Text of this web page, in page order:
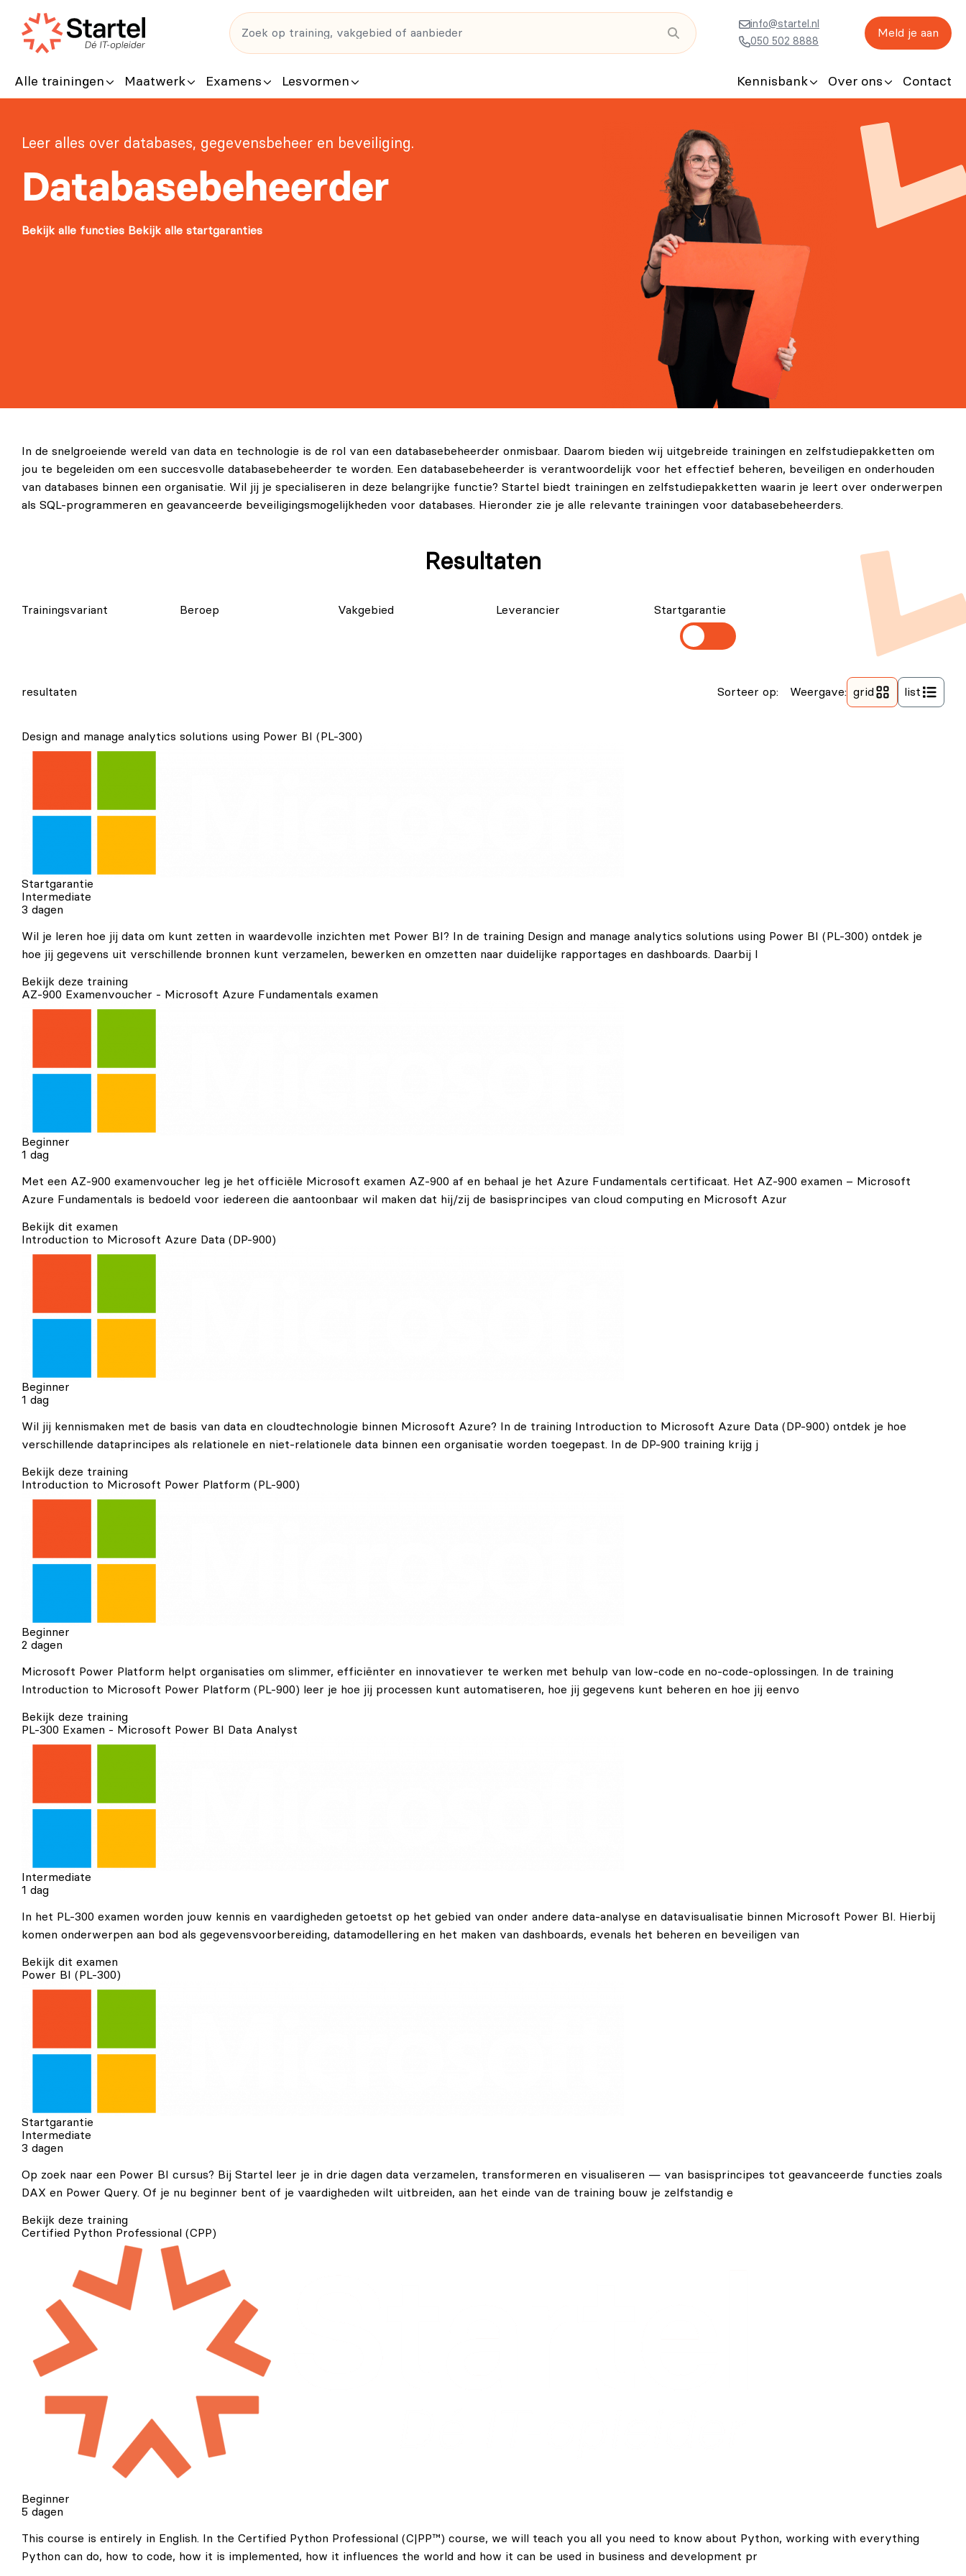
info@startel.nl
050 502 8888
Meld je aan
Alle trainingen Maatwerk Examens Lesvormen Kennisbank Over ons Contact
Leer alles over databases, gegevensbeheer en beveiliging.
Databasebeheerder
Bekijk alle functies Bekijk alle startgaranties
In de snelgroeiende wereld van data en technologie is de rol van een databasebeheerder onmisbaar. Daarom bieden wij uitgebreide trainingen en zelfstudiepakketten om
jou te begeleiden om een succesvolle databasebeheerder te worden. Een databasebeheerder is verantwoordelijk voor het effectief beheren, beveiligen en onderhouden
van databases binnen een organisatie. Wil jij je specialiseren in deze belangrijke functie? Startel biedt trainingen en zelfstudiepakketten waarin je leert over onderwerpen
als SQL-programmeren en geavanceerde beveiligingsmogelijkheden voor databases. Hieronder zie je alle relevante trainingen voor databasebeheerders.
Resultaten
Trainingsvariant Beroep Vakgebied Leverancier Startgarantie
resultaten Sorteer op: Weergave: grid list
Design and manage analytics solutions using Power BI (PL-300)
Startgarantie
Intermediate
3 dagen
Wil je leren hoe jij data om kunt zetten in waardevolle inzichten met Power BI? In de training Design and manage analytics solutions using Power BI (PL-300) ontdek je
hoe jij gegevens uit verschillende bronnen kunt verzamelen, bewerken en omzetten naar duidelijke rapportages en dashboards. Daarbij l
Bekijk deze training
AZ-900 Examenvoucher - Microsoft Azure Fundamentals examen
Beginner
1 dag
Met een AZ-900 examenvoucher leg je het officiële Microsoft examen AZ-900 af en behaal je het Azure Fundamentals certificaat. Het AZ-900 examen – Microsoft
Azure Fundamentals is bedoeld voor iedereen die aantoonbaar wil maken dat hij/zij de basisprincipes van cloud computing en Microsoft Azur
Bekijk dit examen
Introduction to Microsoft Azure Data (DP-900)
Beginner
1 dag
Wil jij kennismaken met de basis van data en cloudtechnologie binnen Microsoft Azure? In de training Introduction to Microsoft Azure Data (DP-900) ontdek je hoe
verschillende dataprincipes als relationele en niet-relationele data binnen een organisatie worden toegepast. In de DP-900 training krijg j
Bekijk deze training
Introduction to Microsoft Power Platform (PL-900)
Beginner
2 dagen
Microsoft Power Platform helpt organisaties om slimmer, efficiënter en innovatiever te werken met behulp van low-code en no-code-oplossingen. In de training
Introduction to Microsoft Power Platform (PL-900) leer je hoe jij processen kunt automatiseren, hoe jij gegevens kunt beheren en hoe jij eenvo
Bekijk deze training
PL-300 Examen - Microsoft Power BI Data Analyst
Intermediate
1 dag
In het PL-300 examen worden jouw kennis en vaardigheden getoetst op het gebied van onder andere data-analyse en datavisualisatie binnen Microsoft Power BI. Hierbij
komen onderwerpen aan bod als gegevensvoorbereiding, datamodellering en het maken van dashboards, evenals het beheren en beveiligen van
Bekijk dit examen
Power BI (PL-300)
Startgarantie
Intermediate
3 dagen
Op zoek naar een Power BI cursus? Bij Startel leer je in drie dagen data verzamelen, transformeren en visualiseren — van basisprincipes tot geavanceerde functies zoals
DAX en Power Query. Of je nu beginner bent of je vaardigheden wilt uitbreiden, aan het einde van de training bouw je zelfstandig e
Bekijk deze training
Certified Python Professional (CPP)
Beginner
5 dagen
This course is entirely in English. In the Certified Python Professional (C|PP™) course, we will teach you all you need to know about Python, working with everything
Python can do, how to code, how it is implemented, how it influences the world and how it can be used in business and development pr